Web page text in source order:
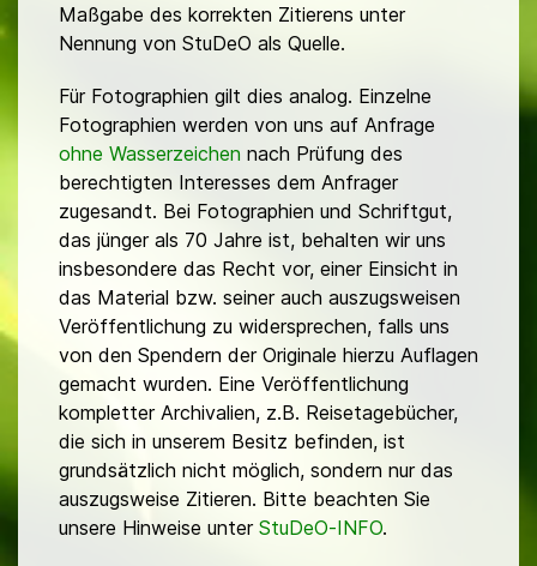
Maßgabe des korrekten Zitierens unter
Nennung von StuDeO als Quelle.
Für Fotographien gilt dies analog. Einzelne
Fotographien werden von uns auf Anfrage
ohne Wasserzeichen nach Prüfung des
berechtigten Interesses dem Anfrager
zugesandt. Bei Fotographien und Schriftgut,
das jünger als 70 Jahre ist, behalten wir uns
insbesondere das Recht vor, einer Einsicht in
das Material bzw. seiner auch auszugsweisen
Veröffentlichung zu widersprechen, falls uns
von den Spendern der Originale hierzu Auflagen
gemacht wurden. Eine Veröffentlichung
kompletter Archivalien, z.B. Reisetagebücher,
die sich in unserem Besitz befinden, ist
grundsätzlich nicht möglich, sondern nur das
auszugsweise Zitieren. Bitte beachten Sie
unsere Hinweise unter StuDeO-INFO.